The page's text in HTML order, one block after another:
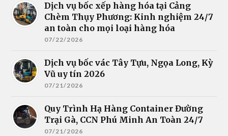
Dịch vụ bốc xếp hàng hóa tại Cảng
Chèm Thụy Phương: Kinh nghiệm 24/7
an toàn cho mọi loại hàng hóa
07/22/2026
Dịch vụ bốc vác Tây Tựu, Ngọa Long, Kỳ
Vũ uy tín 2026
07/21/2026
Quy Trình Hạ Hàng Container Đường
Trại Gà, CCN Phú Minh An Toàn 24/7
07/21/2026